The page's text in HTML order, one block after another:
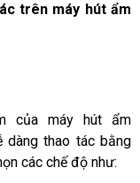
trên máy hút ẩm
của máy hút ẩm
dàng thao tác bằng
các chế độ như: